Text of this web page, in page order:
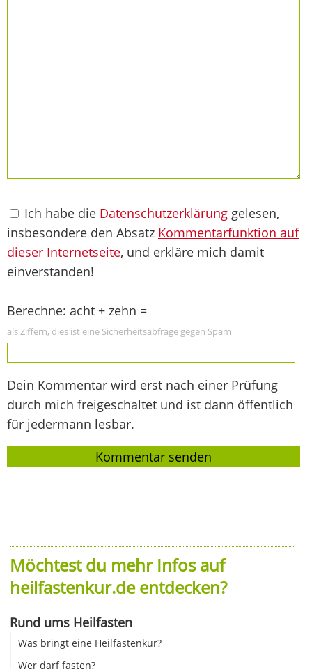
Ich habe die Datenschutzerklärung gelesen,
insbesondere den Absatz Kommentarfunktion auf
dieser Internetseite, und erkläre mich damit
einverstanden!
Berechne: acht + zehn =
als Ziffern, dies ist eine Sicherheitsabfrage gegen Spam
Dein Kommentar wird erst nach einer Prüfung
durch mich freigeschaltet und ist dann öffentlich
für jedermann lesbar.
Möchtest du mehr Infos auf
heilfastenkur.de entdecken?
Rund ums Heilfasten
Was bringt eine Heilfastenkur?
Wer darf fasten?